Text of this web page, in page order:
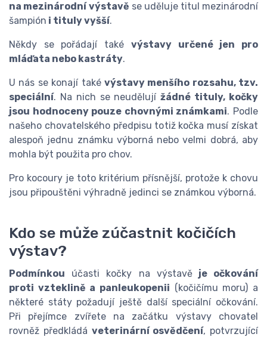
na mezinárodní výstavě se uděluje titul mezinárodní
šampión i tituly vyšší.
Někdy se pořádají také výstavy určené jen pro
mláďata nebo kastráty.
U nás se konají také výstavy menšího rozsahu, tzv.
speciální. Na nich se neudělujížádné tituly, kočky
jsou hodnoceny pouze chovnými známkami. Podle
našeho chovatelského předpisu totiž kočka musí získat
alespoň jednu známku výborná nebo velmi dobrá, aby
mohla být použita pro chov.
Pro kocoury je toto kritérium přísnější, protože k chovu
jsou připouštěni výhradně jedinci se známkou výborná.
Kdo se může zúčastnit kočičích
výstav?
Podmínkou účasti kočky na výstavěje očkování
proti vzteklině a panleukopenii (kočičímu moru) a
některé státy požadují ještě další speciální očkování.
Při přejímce zvířete na začátku výstavy chovatel
rovněž předkládá veterinární osvědčení, potvrzující